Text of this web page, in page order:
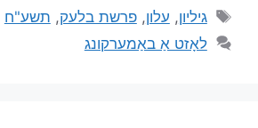
גיליון, עלון,פרשת בלעק, תשע"ח
לאָזט אַ באַמערקונג